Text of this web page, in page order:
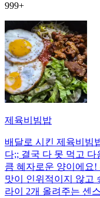
999+
제육비빔밥
배달로 시킨 제육비빔
다;; 결국 다 못 먹고
큼 혜자로운 양이에요!
맛이 인위적이지 않고
라이 2개 올려주는 센